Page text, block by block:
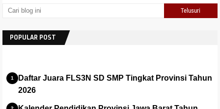
POPULAR POST
Daftar Juara FLS3N SD SMP Tingkat Provinsi Tahun
2026